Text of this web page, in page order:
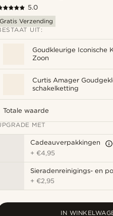
5.0
Gratis Verzending
UIT:
Goudkleurige Iconische
Zoon
Curtis Amager
schakelketting
Totale waarde
MET
Cadeauverpakkingen
+€4,95
Sieradenreinigings- en
+€2,95
IN